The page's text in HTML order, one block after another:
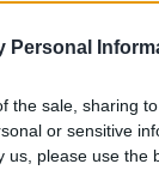
Personal
the sale, sharing
or sensitive
us, please use the
στον
μπορεί
ενίσχυση